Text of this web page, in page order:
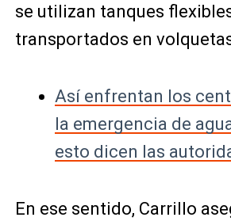
se utilizan tanques
transportados en
Así enfrentan los
la emergencia de
esto dicen las
En ese sentido, Carrillo